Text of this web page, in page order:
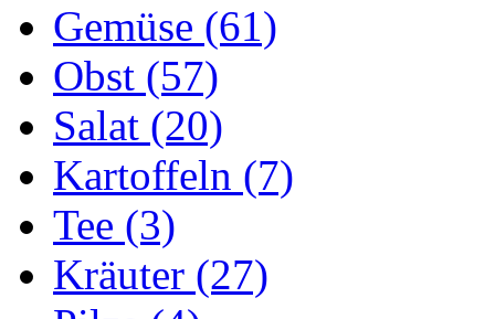
Gemüse (61)
Obst (57)
Salat (20)
Kartoffeln (7)
Tee (3)
Kräuter (27)